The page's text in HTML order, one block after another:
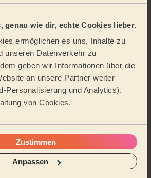
genau wie dir, echte Cookies lieber.
ermöglichen es uns, Inhalte zu
unseren Datenverkehr zu
geben wir Informationen über die
an unsere Partner weiter
Personalisierung und Analytics).
von Cookies.
Zustimmen
Anpassen
– Wecasa hinter den Kulissen
für Putzfrau – moderne,
und geschlechtsneutrale
steuerlich absetzen – so
es
Haushaltshilfe: Alles, was du
musst